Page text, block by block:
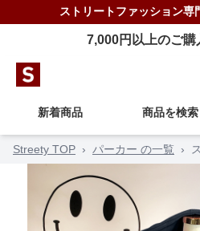
ストリートファッション専
7,000円以上のご
新着商品 商品を検索
Streety TOP › パーカー の一覧 ›